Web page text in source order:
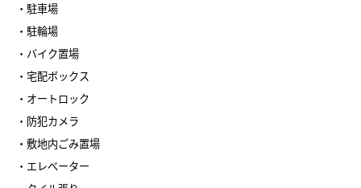
・駐車場
・駐輪場
・バイク置場
・宅配ボックス
・オートロック
・防犯カメラ
・敷地内ごみ置場
・エレベーター